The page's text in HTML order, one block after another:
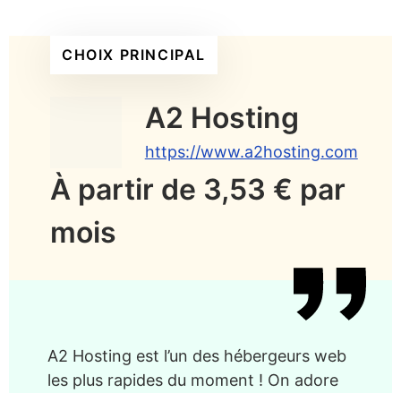
CHOIX PRINCIPAL
A2 Hosting
https://www.a2hosting.com
À partir de 3,53 € par
mois
A2 Hosting est l’un des hébergeurs web
les plus rapides du moment ! On adore